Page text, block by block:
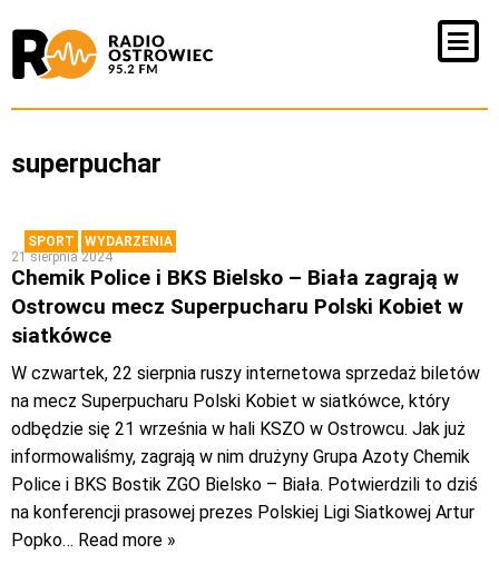
superpuchar
SPORT
WYDARZENIA
21 sierpnia 2024
Chemik Police i BKS Bielsko – Biała zagrają w
Ostrowcu mecz Superpucharu Polski Kobiet w
siatkówce
W czwartek, 22 sierpnia ruszy internetowa sprzedaż biletów
na mecz Superpucharu Polski Kobiet w siatkówce, który
odbędzie się 21 września w hali KSZO w Ostrowcu. Jak już
informowaliśmy, zagrają w nim drużyny Grupa Azoty Chemik
Police i BKS Bostik ZGO Bielsko – Biała. Potwierdzili to dziś
na konferencji prasowej prezes Polskiej Ligi Siatkowej Artur
Popko… Read more »